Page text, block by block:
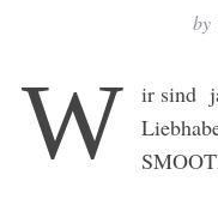
by
W
ir sind